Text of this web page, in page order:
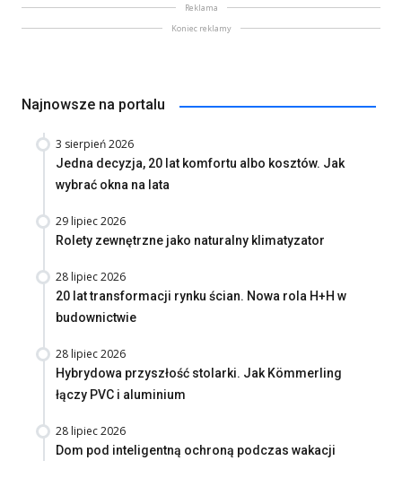
Reklama
Koniec reklamy
Najnowsze na portalu
3 sierpień 2026
Jedna decyzja, 20 lat komfortu albo kosztów. Jak
wybrać okna na lata
29 lipiec 2026
Rolety zewnętrzne jako naturalny klimatyzator
28 lipiec 2026
20 lat transformacji rynku ścian. Nowa rola H+H w
budownictwie
28 lipiec 2026
Hybrydowa przyszłość stolarki. Jak Kömmerling
łączy PVC i aluminium
28 lipiec 2026
Dom pod inteligentną ochroną podczas wakacji